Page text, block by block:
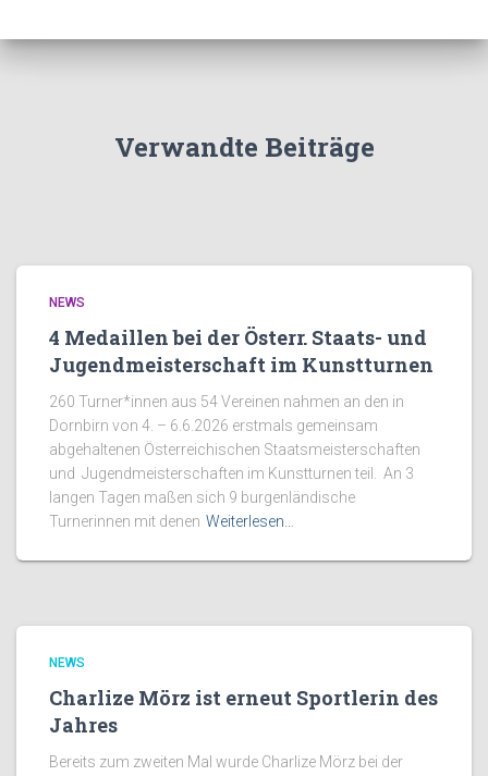
Verwandte Beiträge
NEWS
4 Medaillen bei der Österr. Staats- und
Jugendmeisterschaft im Kunstturnen
260 Turner*innen aus 54 Vereinen nahmen an den in
Dornbirn von 4. – 6.6.2026 erstmals gemeinsam
abgehaltenen Österreichischen Staatsmeisterschaften
und Jugendmeisterschaften im Kunstturnen teil. An 3
langen Tagen maßen sich 9 burgenländische
Turnerinnen mit denen Weiterlesen…
NEWS
Charlize Mörz ist erneut Sportlerin des
Jahres
Bereits zum zweiten Mal wurde Charlize Mörz bei der